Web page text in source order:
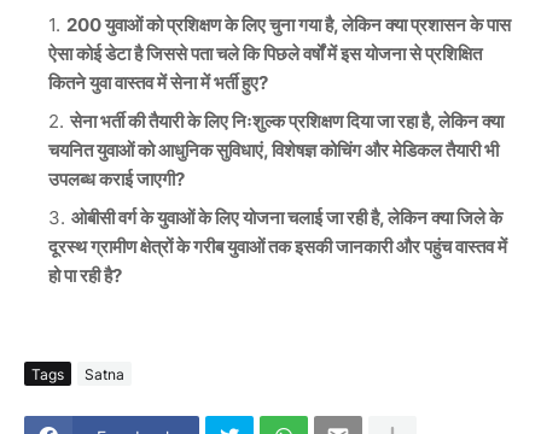
200 युवाओं को प्रशिक्षण के लिए चुना गया है, लेकिन क्या प्रशासन के पास
ऐसा कोई डेटा है जिससे पता चले कि पिछले वर्षों में इस योजना से प्रशिक्षित
कितने युवा वास्तव में सेना में भर्ती हुए?
सेना भर्ती की तैयारी के लिए निःशुल्क प्रशिक्षण दिया जा रहा है, लेकिन क्या
चयनित युवाओं को आधुनिक सुविधाएं, विशेषज्ञ कोचिंग और मेडिकल तैयारी भी
उपलब्ध कराई जाएगी?
ओबीसी वर्ग के युवाओं के लिए योजना चलाई जा रही है, लेकिन क्या जिले के
दूरस्थ ग्रामीण क्षेत्रों के गरीब युवाओं तक इसकी जानकारी और पहुंच वास्तव में
हो पा रही है?
Tags Satna